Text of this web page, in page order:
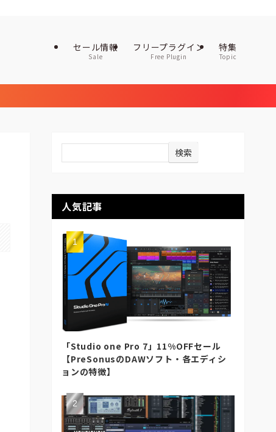
セール情報
Sale
フリープラグイン
Free Plugin
特集
Topic
検索
人気記事
「Studio one Pro 7」11%OFFセール
【PreSonusのDAWソフト・各エディシ
ョンの特徴】